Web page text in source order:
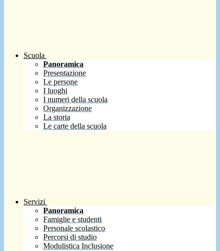
Scuola
Panoramica
Presentazione
Le persone
I luoghi
I numeri della scuola
Organizzazione
La storia
Le carte della scuola
Servizi
Panoramica
Famiglie e studenti
Personale scolastico
Percorsi di studio
Modulistica Inclusione